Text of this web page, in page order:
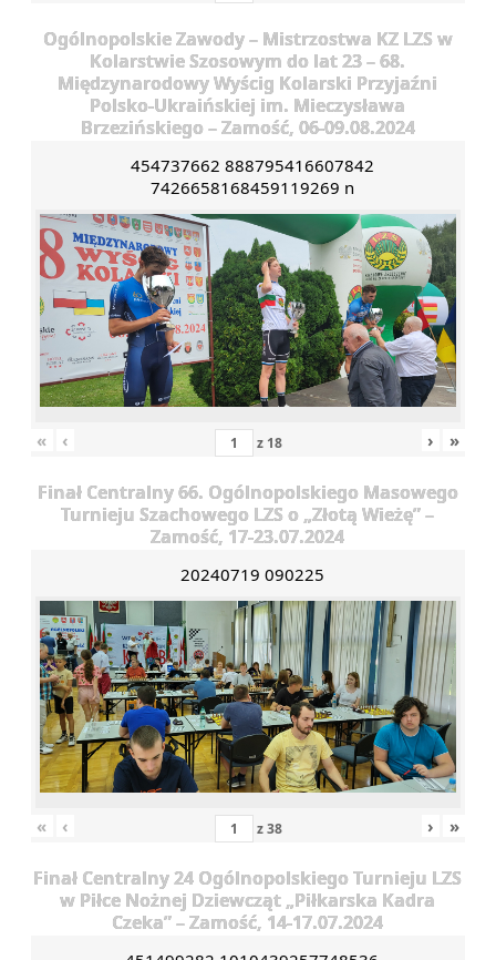
Ogólnopolskie Zawody – Mistrzostwa KZ LZS w
Kolarstwie Szosowym do lat 23 – 68.
Międzynarodowy Wyścig Kolarski Przyjaźni
Polsko-Ukraińskiej im. Mieczysława
Brzezińskiego – Zamość, 06-09.08.2024
454737662 888795416607842
7426658168459119269 n
« ‹ z 18 › »
Finał Centralny 66. Ogólnopolskiego Masowego
Turnieju Szachowego LZS o „Złotą Wieżę” –
Zamość, 17-23.07.2024
20240719 090225
« ‹ z38 › »
Finał Centralny 24 Ogólnopolskiego Turnieju LZS
w Piłce Nożnej Dziewcząt „Piłkarska Kadra
Czeka” – Zamość, 14-17.07.2024